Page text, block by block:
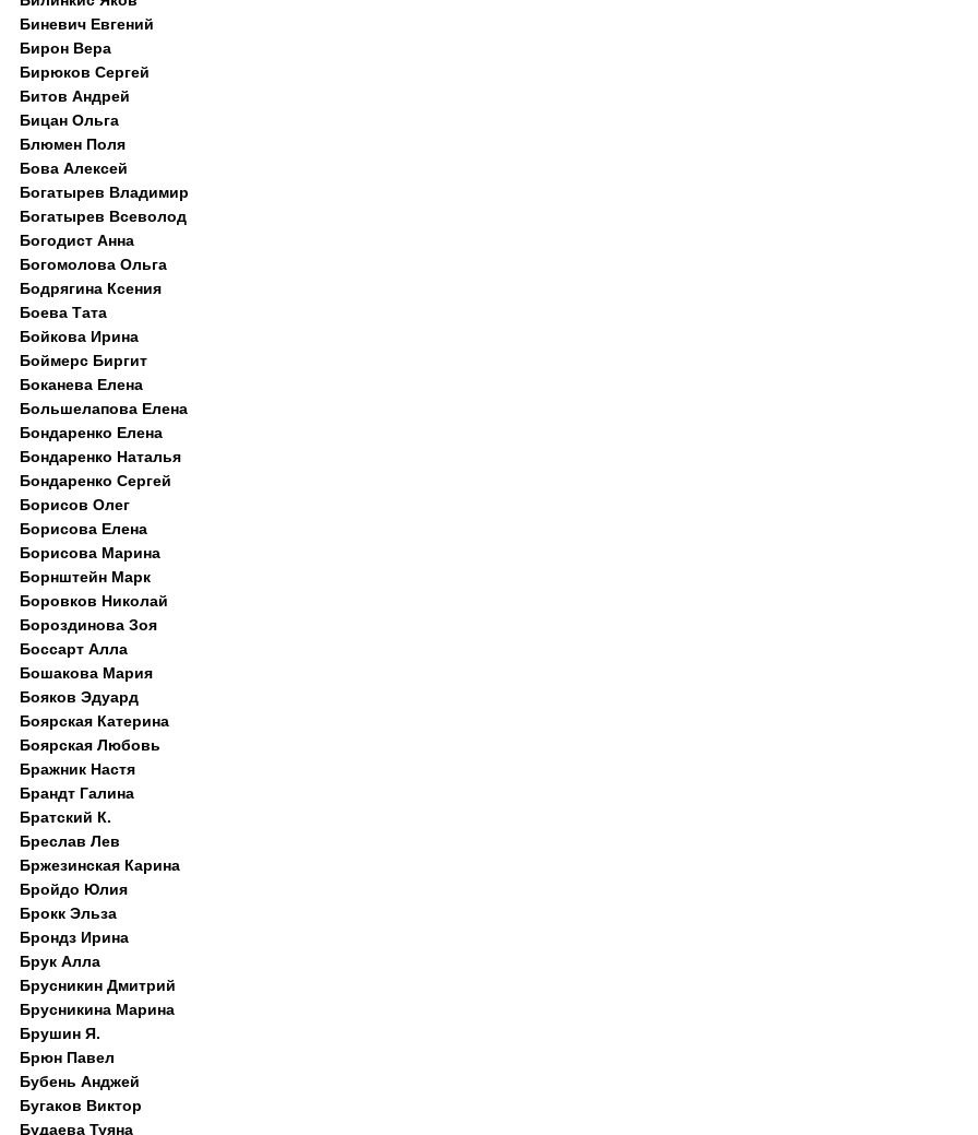
Биневич Евгений
Бирон Вера
Бирюков Сергей
Битов Андрей
Бицан Ольга
Блюмен Поля
Бова Алексей
Богатырев Владимир
Богатырев Всеволод
Богодист Анна
Богомолова Ольга
Бодрягина Ксения
Боева Тата
Бойкова Ирина
Боймерс Биргит
Боканева Елена
Большелапова Елена
Бондаренко Елена
Бондаренко Наталья
Бондаренко Сергей
Борисов Олег
Борисова Елена
Борисова Марина
Борнштейн Марк
Боровков Николай
Бороздинова Зоя
Боссарт Алла
Бошакова Мария
Бояков Эдуард
Боярская Катерина
Боярская Любовь
Бражник Настя
Брандт Галина
Братский К.
Бреслав Лев
Бржезинская Карина
Бройдо Юлия
Брокк Эльза
Брондз Ирина
Брук Алла
Брусникин Дмитрий
Брусникина Марина
Брушин Я.
Брюн Павел
Бубень Анджей
Бугаков Виктор
Будаева Туяна